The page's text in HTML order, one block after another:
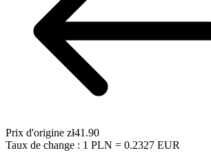
Prix d'origine zł41.90
Taux de change : 1 PLN = 0.2327 EUR